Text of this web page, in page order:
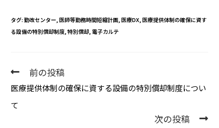
タグ:勤改センター, 医師等勤務時間短縮計画, 医療DX, 医療提供体制の確保に資す
る設備の特別償却制度, 特別償却, 電子カルテ
前の投稿
医療提供体制の確保に資する設備の特別償却制度につい
て
次の投稿